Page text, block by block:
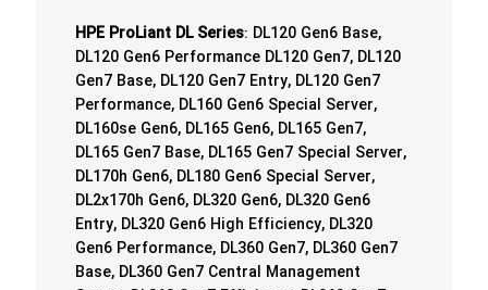
HPE ProLiant DL Series: DL120 Gen6 Base,
DL120 Gen6 Performance DL120 Gen7, DL120
Gen7 Base, DL120 Gen7 Entry, DL120 Gen7
Performance, DL160 Gen6 Special Server,
DL160se Gen6, DL165 Gen6, DL165 Gen7,
DL165 Gen7 Base, DL165 Gen7 Special Server,
DL170h Gen6, DL180 Gen6 Special Server,
DL2x170h Gen6, DL320 Gen6, DL320 Gen6
Entry, DL320 Gen6 High Efficiency, DL320
Gen6 Performance, DL360 Gen7, DL360 Gen7
Base, DL360 Gen7 Central Management